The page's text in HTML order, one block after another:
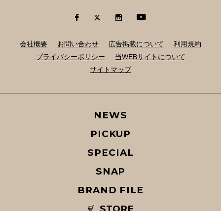
会社概要 お問い合わせ 広告掲載について
利用規約
プライバシーポリシー
当WEBサイトについて
サイトマップ
NEWS
PICKUP
SPECIAL
SNAP
BRAND FILE